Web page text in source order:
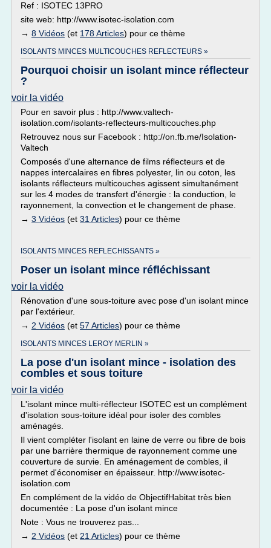
Ref : ISOTEC 13PRO
site web: http://www.isotec-isolation.com
→ 8 Vidéos (et 178 Articles) pour ce thème
ISOLANTS MINCES MULTICOUCHES REFLECTEURS »
Pourquoi choisir un isolant mince réflecteur
?
voir la vidéo
Pour en savoir plus : http://www.valtech-
isolation.com/isolants-reflecteurs-multicouches.php
Retrouvez nous sur Facebook : http://on.fb.me/Isolation-
Valtech
Composés d'une alternance de films réflecteurs et de
nappes intercalaires en fibres polyester, lin ou coton, les
isolants réflecteurs multicouches agissent simultanément
sur les 4 modes de transfert d'énergie : la conduction, le
rayonnement, la convection et le changement de phase.
→ 3 Vidéos (et 31 Articles) pour ce thème
ISOLANTS MINCES REFLECHISSANTS »
Poser un isolant mince réfléchissant
voir la vidéo
Rénovation d'une sous-toiture avec pose d'un isolant mince
par l'extérieur.
→ 2 Vidéos (et 57 Articles) pour ce thème
ISOLANTS MINCES LEROY MERLIN »
La pose d'un isolant mince - isolation des
combles et sous toiture
voir la vidéo
L'isolant mince multi-réflecteur ISOTEC est un complément
d'isolation sous-toiture idéal pour isoler des combles
aménagés.
Il vient compléter l'isolant en laine de verre ou fibre de bois
par une barrière thermique de rayonnement comme une
couverture de survie. En aménagement de combles, il
permet d'économiser en épaisseur. http://www.isotec-
isolation.com
En complément de la vidéo de ObjectifHabitat très bien
documentée : La pose d'un isolant mince
Note : Vous ne trouverez pas...
→ 2 Vidéos (et 21 Articles) pour ce thème